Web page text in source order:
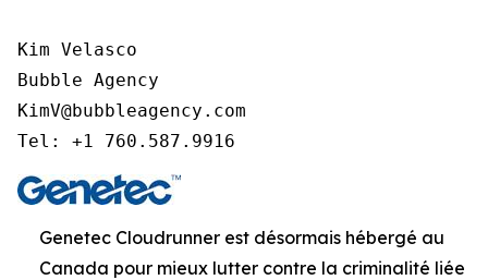
Kim Velasco
Bubble Agency
KimV@bubbleagency.com
Tel: +1 760.587.9916
Genetec Cloudrunner est désormais hébergé au
Canada pour mieux lutter contre la criminalité liée